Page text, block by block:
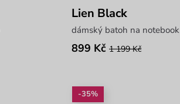
Lien Black
dámský batoh na notebook
899 Kč 1 199 Kč
-35%